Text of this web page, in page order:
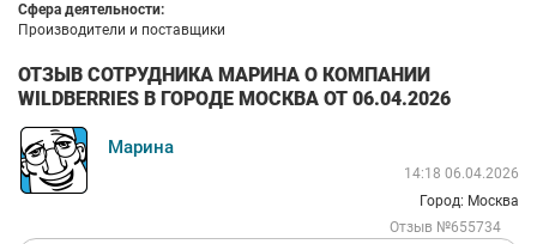
Сфера деятельности:
Производители и поставщики
ОТЗЫВ СОТРУДНИКА МАРИНА О КОМПАНИИ
WILDBERRIES В ГОРОДЕ МОСКВА ОТ 06.04.2026
Марина
14:18 06.04.2026
Город: Москва
Отзыв №655734